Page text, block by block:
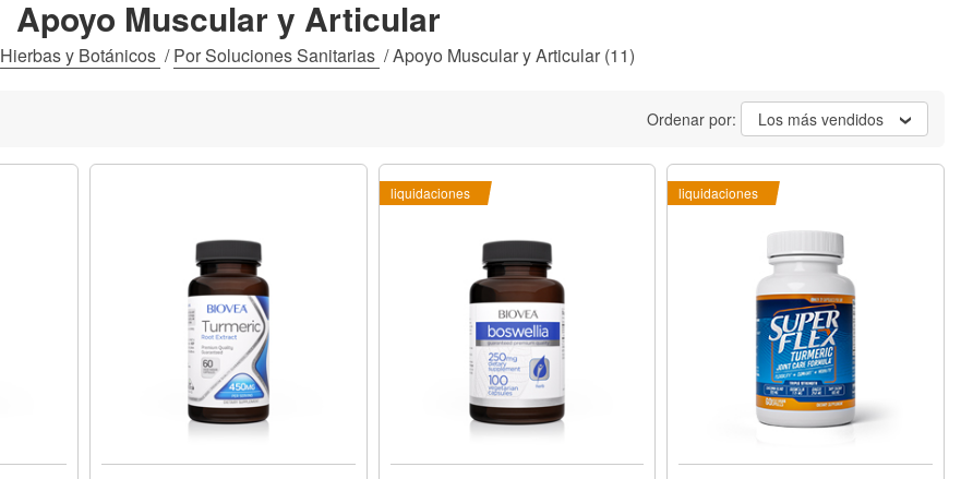
Liquidaciones
Apoyo Muscular y Articular
Hierbas y Botánicos /Por Soluciones Sanitarias /Apoyo Muscular y Articular (11)
Ordenar por: Los más vendidos
liquidaciones liquidaciones